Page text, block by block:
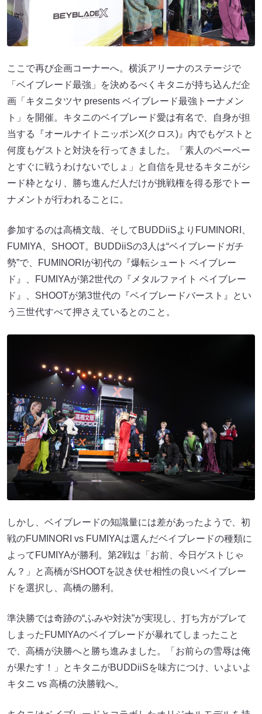
ここで再び企画コーナーへ。横浜アリーナのステージで
「ベイブレード最強」を決めるべくキタニが持ち込んだ企
画「キタニタツヤ presents ベイブレード最強トーナメン
ト」を開催。キタニのベイブレード愛は有名で、自身が担
当する『オールナイトニッポンX(クロス)』内でもゲストと
何度もゲストと対決を行ってきました。「素人のペーペー
とすぐに戦うわけないでしょ」と自信を見せるキタニがシ
ード枠となり、勝ち進んだ人だけが挑戦権を得る形でトー
ナメントが行われることに。
参加するのは高橋文哉、そしてBUDDiiSよりFUMINORI、
FUMIYA、SHOOT。BUDDiiSの3人は“ベイブレードガチ
勢”で、FUMINORIが初代の『爆転シュート ベイブレー
ド』、FUMIYAが第2世代の『メタルファイト ベイブレー
ド』、SHOOTが第3世代の『ベイブレードバースト』とい
う三世代すべて押さえているとのこと。
しかし、ベイブレードの知識量には差があったようで、初
戦のFUMINORI vs FUMIYAは選んだベイブレードの種類に
よってFUMIYAが勝利。第2戦は「お前、今日ゲストじゃ
ん？」と高橋がSHOOTを説き伏せ相性の良いベイブレー
ドを選択し、高橋の勝利。
準決勝では奇跡の“ふみや対決”が実現し、打ち方がブレて
しまったFUMIYAのベイブレードが暴れてしまったこと
で、高橋が決勝へと勝ち進みました。「お前らの雪辱は俺
が果たす！」とキタニがBUDDiiSを味方につけ、いよいよ
キタニ vs 高橋の決勝戦へ。